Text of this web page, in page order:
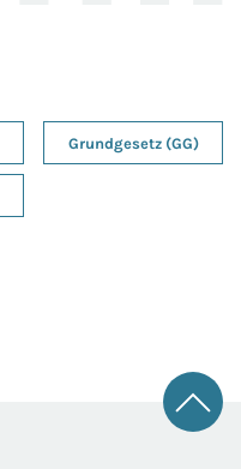
Grundgesetz (GG)